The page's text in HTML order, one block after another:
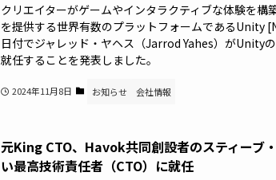
クリエイターがゲームやインタラクティブな体験を構
を提供する世界有数のプラットフォームであるUnity
日付でジャレッド・ヤヘス（Jarrod Yahes）がUnity
就任することを発表しました。
2024年11月8日 お知らせ 会社情報
元King CTO、Havok共同創設者のスティーブ
い最高技術責任者（CTO）に就任